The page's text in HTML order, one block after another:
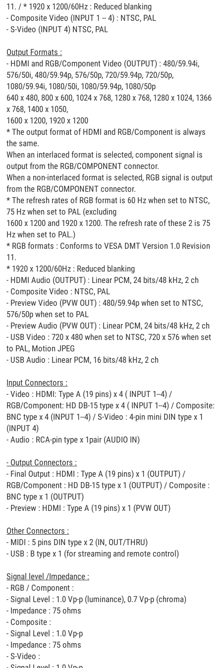
11. / * 1920 x 1200/60Hz : Reduced blanking
- Composite Video (INPUT 1 -- 4) : NTSC, PAL
- S-Video (INPUT 4) NTSC, PAL
Output Formats :
- HDMI and RGB/Component Video (OUTPUT) : 480/59.94i,
576/50i, 480/59.94p, 576/50p, 720/59.94p, 720/50p,
1080/59.94i, 1080/50i, 1080/59.94p, 1080/50p
640 x 480, 800 x 600, 1024 x 768, 1280 x 768, 1280 x 1024, 1366
x 768, 1400 x 1050,
1600 x 1200, 1920 x 1200
* The output format of HDMI and RGB/Component is always
the same.
When an interlaced format is selected, component signal is
output from the RGB/COMPONENT connector.
When a non-interlaced format is selected, RGB signal is output
from the RGB/COMPONENT connector.
* The refresh rates of RGB format is 60 Hz when set to NTSC,
75 Hz when set to PAL (excluding
1600 x 1200 and 1920 x 1200. The refresh rate of these 2 is 75
Hz when set to PAL.)
* RGB formats : Conforms to VESA DMT Version 1.0 Revision
11.
* 1920 x 1200/60Hz : Reduced blanking
- HDMI Audio (OUTPUT) : Linear PCM, 24 bits/48 kHz, 2 ch
- Composite Video : NTSC, PAL
- Preview Video (PVW OUT) : 480/59.94p when set to NTSC,
576/50p when set to PAL
- Preview Audio (PVW OUT) : Linear PCM, 24 bits/48 kHz, 2 ch
- USB Video : 720 x 480 when set to NTSC, 720 x 576 when set
to PAL, Motion JPEG
- USB Audio : Linear PCM, 16 bits/48 kHz, 2 ch
Input Connectors :
- Video : HDMI: Type A (19 pins) x 4 ( INPUT 1--4) /
RGB/Component: HD DB-15 type x 4 ( INPUT 1--4) / Composite:
BNC type x 4 (INPUT 1--4) / S-Video : 4-pin mini DIN type x 1
(INPUT 4)
- Audio : RCA-pin type x 1pair (AUDIO IN)
- Output Connectors :
- Final Output : HDMI : Type A (19 pins) x 1 (OUTPUT) /
RGB/Component : HD DB-15 type x 1 (OUTPUT) / Composite :
BNC type x 1 (OUTPUT)
- Preview : HDMI : Type A (19 pins) x 1 (PVW OUT)
Other Connectors :
- MIDI : 5 pins DIN type x 2 (IN, OUT/THRU)
- USB : B type x 1 (for streaming and remote control)
Signal level /Impedance :
- RGB / Component :
- Signal Level : 1.0 Vp-p (luminance), 0.7 Vp-p (chroma)
- Impedance : 75 ohms
- Composite :
- Signal Level : 1.0 Vp-p
- Impedance : 75 ohms
- S-Video :